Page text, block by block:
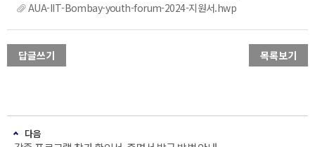
AUA-IIT-Bombay-youth-forum-2024-지원서.hwp
답글쓰기 목록보기
다음